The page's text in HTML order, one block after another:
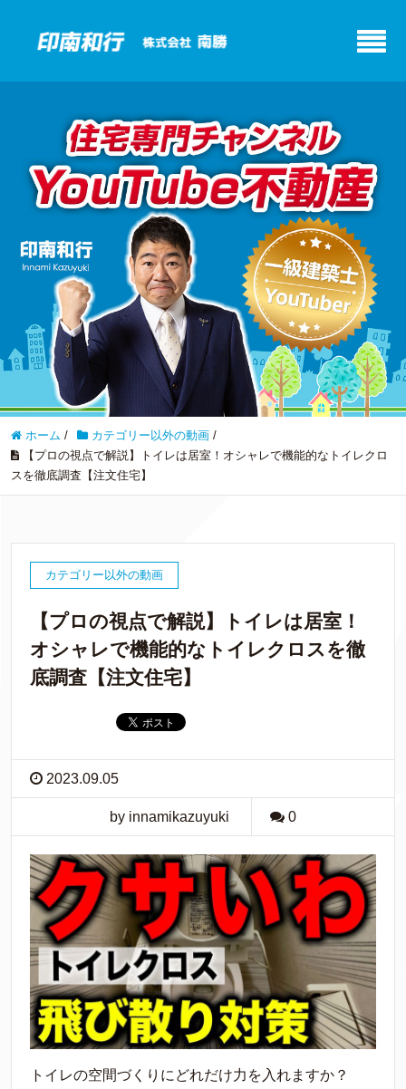
ホーム / カテゴリー以外の動画 /
【プロの視点で解説】トイレは居室！オシャレで機能的なトイレクロ
スを徹底調査【注文住宅】
カテゴリー以外の動画
【プロの視点で解説】トイレは居室！
オシャレで機能的なトイレクロスを徹
底調査【注文住宅】
2023.09.05
by innamikazuyuki 0
トイレの空間づくりにどれだけ力を入れますか？